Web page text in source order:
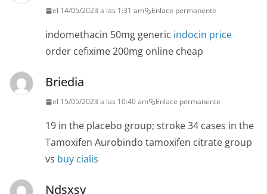
el 14/05/2023 a las 1:31 am Enlace permanente
indomethacin 50mg generic indocin price
order cefixime 200mg online cheap
Briedia
el 15/05/2023 a las 10:40 am Enlace permanente
19 in the placebo group; stroke 34 cases in the
Tamoxifen Aurobindo tamoxifen citrate group
vs buy cialis
Ndsxsy